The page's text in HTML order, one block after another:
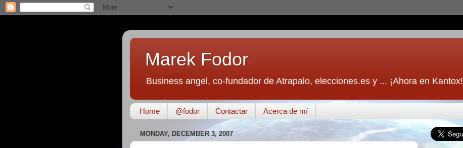
Marek Fodor
Business angel, co-fundador de Atrapalo, elecciones.es y ... ¡Ahora en Kantox!
Home @fodor Contactar Acerca de mí
MONDAY, DECEMBER 3, 2007